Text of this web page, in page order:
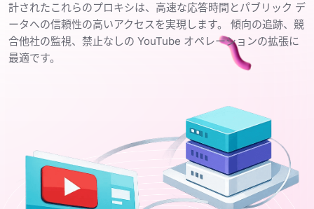
計されたこれらのプロキシは、高速な応答時間とパブリック デ
ータへの信頼性の高いアクセスを実現します。 傾向の追跡、競
合他社の監視、禁止なしの YouTube オペレーションの拡張に
最適です。